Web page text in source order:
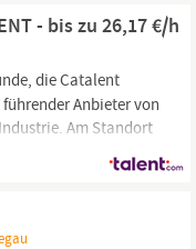
- bis zu 26,17 €/h
die Catalent
Anbieter von
Am Standort
unter höchsten
sofort im Rahmen